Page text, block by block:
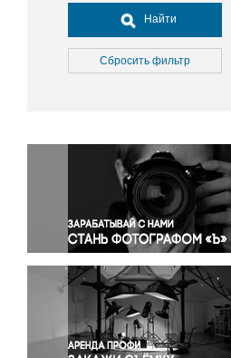
Досуг, туризм и отдых
Культура
Медицина
Окружающая среда
Политика
Правосудие
Происшествия и конфликты
Религия
Светская жизнь
Спорт
Экология
Экономика и бизнес
Найти
Сбросить фильтр